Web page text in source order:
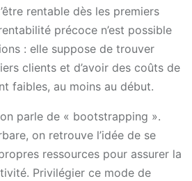
rentable dès les premiers
précoce n’est possible
: elle suppose de trouver
clients et d’avoir des coûts de
faibles, au moins au début.
parle de « bootstrapping ».
on retrouve l’idée de se
ressources pour assurer la
Privilégier ce mode de